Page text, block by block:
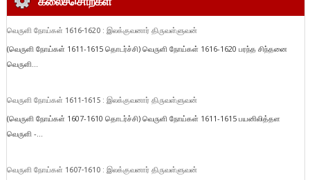
வெருளி நோய்கள் 1616-1620 : இலக்குவனார் திருவள்ளுவன்
(வெருளி நோய்கள் 1611-1615 தொடர்ச்சி) வெருளி நோய்கள் 1616-1620 பரந்த சிந்தனை
வெருளி...
வெருளி நோய்கள் 1611-1615 : இலக்குவனார் திருவள்ளுவன்
(வெருளி நோய்கள் 1607-1610 தொடர்ச்சி) வெருளி நோய்கள் 1611-1615 பயனிலித்தள
வெருளி -...
வெருளி நோய்கள் 1607-1610 : இலக்குவனார் திருவள்ளுவன்